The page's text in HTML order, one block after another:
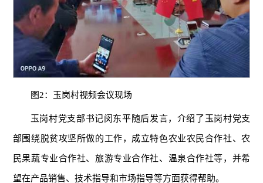
图2：玉岗村视频会议现场
玉岗村党支部书记闵东平随后发言，介绍了玉岗村党支
部围绕脱贫攻坚所做的工作，成立特色农业农民合作社、农
民果蔬专业合作社、旅游专业合作社、温泉合作社等，并希
望在产品销售、技术指导和市场指导等方面获得帮助。